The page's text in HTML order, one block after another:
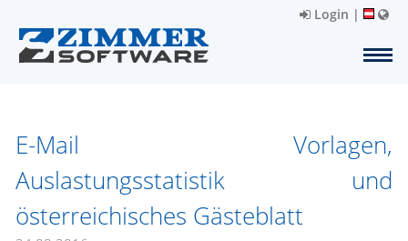
Login |
E-Mail Vorlagen,
Auslastungsstatistik und
österreichisches Gästeblatt